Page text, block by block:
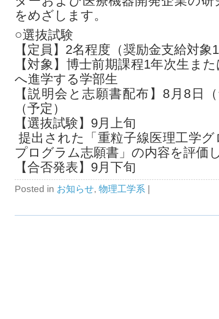
をめざします。
○選抜試験
【定員】2名程度（奨励金支給対象
【対象】博士前期課程1年次生ま
へ進学する学部生
【説明会と志願書配布】8月8日
（予定）
【選抜試験】9月上旬
提出された「重粒子線医理工学
プログラム志願書」の内容を評価
【合否発表】9月下旬
Posted in お知らせ, 物理工学系